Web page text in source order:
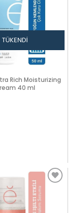
TÜKENDI
Rich Moisturizing
40 ml